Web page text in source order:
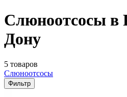
Слюноотсосы в
Дону
5 товаров
Слюноотсосы
Фильтр